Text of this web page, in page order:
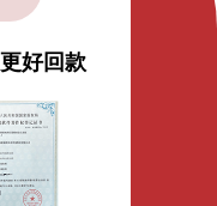
好回款